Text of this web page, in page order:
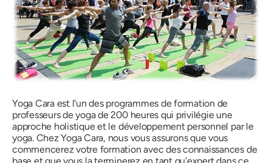
Yoga Cara est l'un des programmes de formation de
professeurs de yoga de 200 heures qui privilégie une
approche holistique et le développement personnel par le
yoga. Chez Yoga Cara, nous vous assurons que vous
commencerez votre formation avec des connaissances de